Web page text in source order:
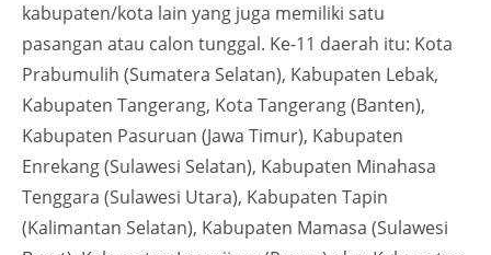
kabupaten/kota lain yang juga memiliki satu
pasangan atau calon tunggal. Ke-11 daerah itu: Kota
Prabumulih (Sumatera Selatan), Kabupaten Lebak,
Kabupaten Tangerang, Kota Tangerang (Banten),
Kabupaten Pasuruan (Jawa Timur), Kabupaten
Enrekang (Sulawesi Selatan), Kabupaten Minahasa
Tenggara (Sulawesi Utara), Kabupaten Tapin
(Kalimantan Selatan), Kabupaten Mamasa (Sulawesi